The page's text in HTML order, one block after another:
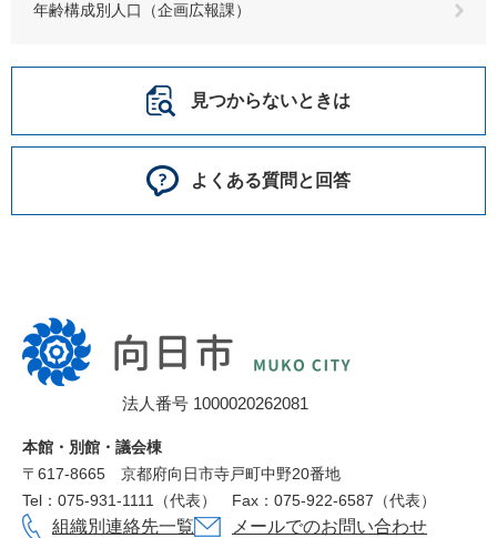
年齢構成別人口（企画広報課）
見つからないときは
よくある質問と回答
向
日
市
所
法人番号 1000020262081
本館・別館・議会棟
〒617‐8665
京都府向日市寺戸町中野20番地
Tel：075-931-1111（代表）
Fax：075-922-6587（代表）
組織別連絡先一覧 メールでのお問い合わせ